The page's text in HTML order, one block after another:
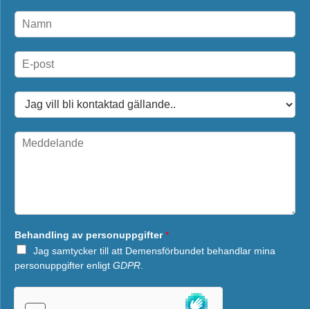
N
n
E
o
t
*
D
p
M
a
d
e
*
Behandling av personuppgifter*
Jag samtycker till att Demensförbundet behandlar mina
personuppgifter enligt GDPR